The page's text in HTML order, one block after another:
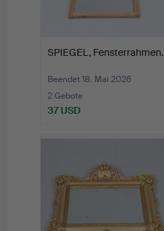
SPIEGEL, Fensterrahmen.
Beendet 18. Mai 2026
2 Gebote
37 USD